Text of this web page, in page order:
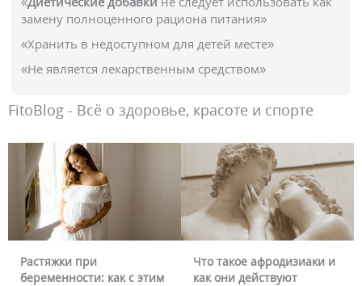
замену полноценного рациона питания»
«Хранить в недоступном для детей месте»
«Не является лекарственным средством»
FitoBlog - Всё о здоровье, красоте и спорте
Что такое афродизиаки и
как они действуют
Почему краснеет лицо и
можно ли это убрать